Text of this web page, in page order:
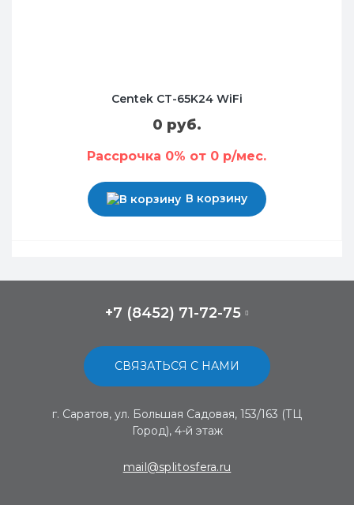
Centek CT-65K24 WiFi
0 руб.
Рассрочка 0% от 0 р/мес.
В корзину
+7 (8452) 71-72-75
СВЯЗАТЬСЯ С НАМИ
г. Саратов, ул. Большая Садовая, 153/163 (ТЦ
Город), 4-й этаж
mail@splitosfera.ru